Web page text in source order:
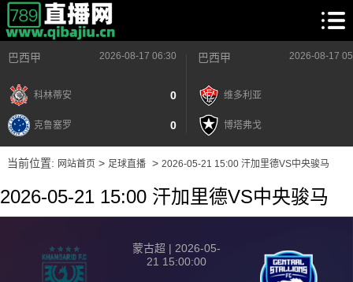
巴西甲 2026-08-17 06:30
科林蒂安 0
克鲁塞罗 0
巴西甲 2026-08-17
维多利亚
博塔弗戈
当前位置: 网站首页> 足球直播> 2026-05-21 15:00 汗加里德VS中央骏马
2026-05-21 15:00 汗加里德VS中央骏马
蒙古超 | 2026-05-
21 15:00:00